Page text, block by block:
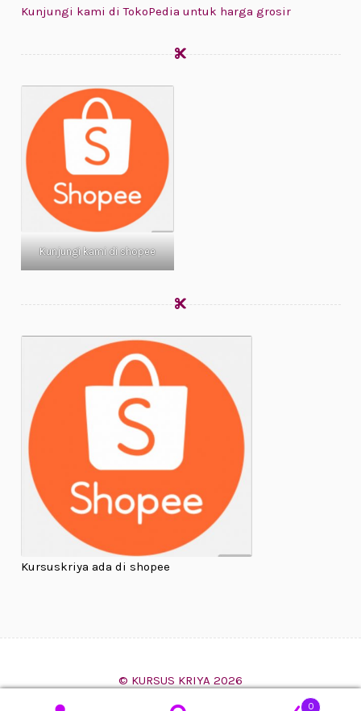
Kunjungi kami di TokoPedia untuk harga grosir
Kunjungi kami di shopee
Kursuskriya ada di shopee
© KURSUS KRIYA 2026
0